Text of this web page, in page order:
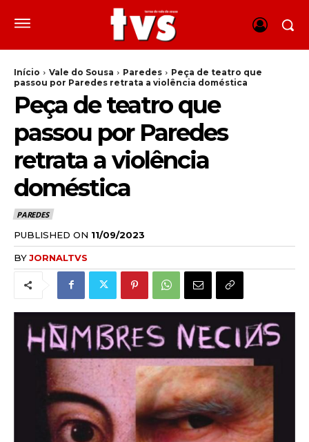
Início Vale do Sousa Paredes
Peça de teatro que
passou por Paredes retrata a violência doméstica
Peça de teatro que
passou por Paredes
retrata a violência
doméstica
PAREDES
PUBLISHED ON 11/09/2023
BYJORNALTVS